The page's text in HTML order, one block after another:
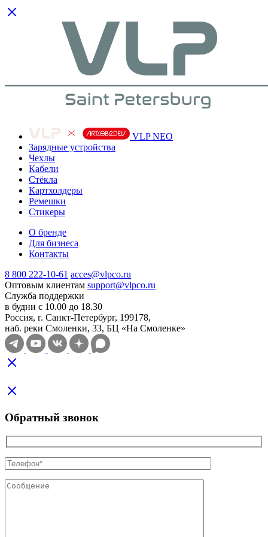
VLP NEO
Зарядные устройства
Чехлы
Кабели
Cтёкла
Картхолдеры
Ремешки
Стикеры
О бренде
Для бизнеса
Контакты
8 800 222-10-61 acces@vlpco.ru
Оптовым клиентам support@vlpco.ru
Служба поддержки
в будни с 10.00 до 18.30
Россия, г. Санкт-Петербург, 199178,
наб. реки Смоленки, 33, БЦ «На Смоленке»
Обратный звонок